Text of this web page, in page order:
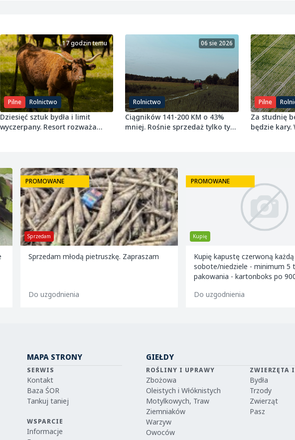
Pilne Rolnictwo
17 godzin temu
Dziesięć sztuk bydła i limit
wyczerpany. Resort rozważa
Rolnictwo
06 sie 2026
Ciągników 141-200 KM o 43%
mniej. Rośnie sprzedaż tylko tych
Pilne
Za studnię
będzie kary.
Sprzedam
PROMOWANE
Sprzedam młodą pietruszkę. Zapraszam
Do uzgodnienia
Kupię
PROMOWANE
Kupię kapustę czerwoną każdą
sobote/niedziele - minimum 5 ton!
pakowania - kartonboks po
Do uzgodnienia
MAPA STRONY
SERWIS
Kontakt
Baza ŚOR
Tankuj taniej
WSPARCIE
Informacje
GIEŁDY
ROŚLINY I UPRAWY
Zbożowa
Oleistych i Włóknistych
Motylkowych, Traw
Ziemniaków
Warzyw
Owoców
ZWIERZĘTA
Bydła
Trzody
Zwierząt
Pasz